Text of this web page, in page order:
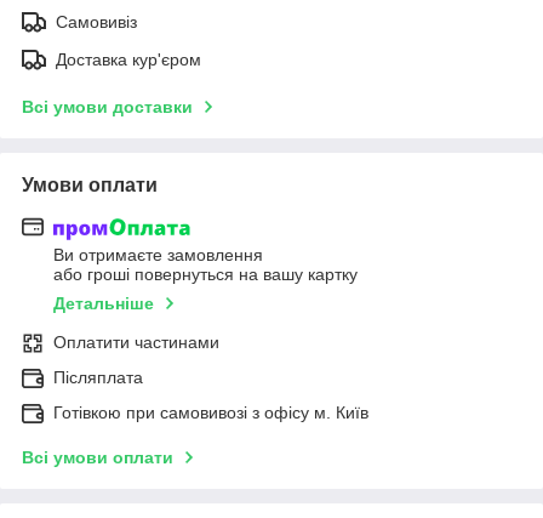
Самовивіз
Доставка кур'єром
Всі умови доставки
Умови оплати
Ви отримаєте замовлення
або гроші повернуться на вашу картку
Детальніше
Оплатити частинами
Післяплата
Готівкою при самовивозі з офісу м. Київ
Всі умови оплати